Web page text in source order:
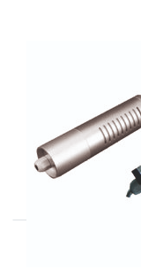
opnemers
10.000 ppm